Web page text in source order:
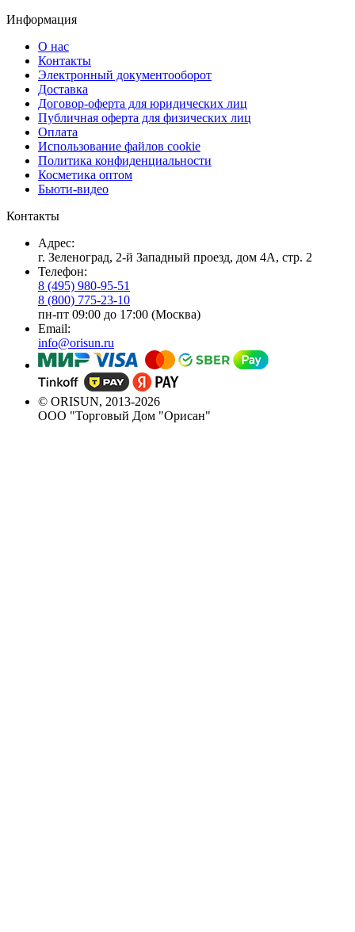
Информация
О нас
Контакты
Электронный документооборот
Доставка
Договор-оферта для юридических лиц
Публичная оферта для физических лиц
Оплата
Использование файлов cookie
Политика конфиденциальности
Косметика оптом
Бьюти-видео
Контакты
Адрес:
г. Зеленоград, 2-й Западный проезд, дом 4А, стр. 2
Телефон:
8 (495) 980-95-51
8 (800) 775-23-10
пн-пт 09:00 до 17:00 (Москва)
Email:
info@orisun.ru
© ORISUN, 2013-2026
ООО "Торговый Дом "Орисан"